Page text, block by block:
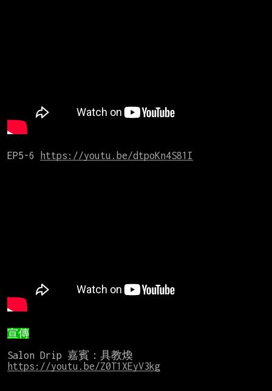
EP5-6 https://youtu.be/dtpoKn4S81I
宣傳
https://youtu.be/Z0T1XEyV3kg